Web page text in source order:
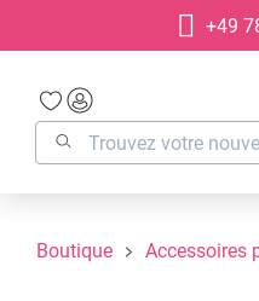
Passer à la+49
Boutique Accessoires